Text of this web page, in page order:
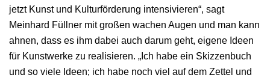
jetzt Kunst und Kulturförderung intensivieren“, sagt
Meinhard Füllner mit großen wachen Augen und man kann
ahnen, dass es ihm dabei auch darum geht, eigene Ideen
für Kunstwerke zu realisieren. „Ich habe ein Skizzenbuch
und so viele Ideen; ich habe noch viel auf dem Zettel und